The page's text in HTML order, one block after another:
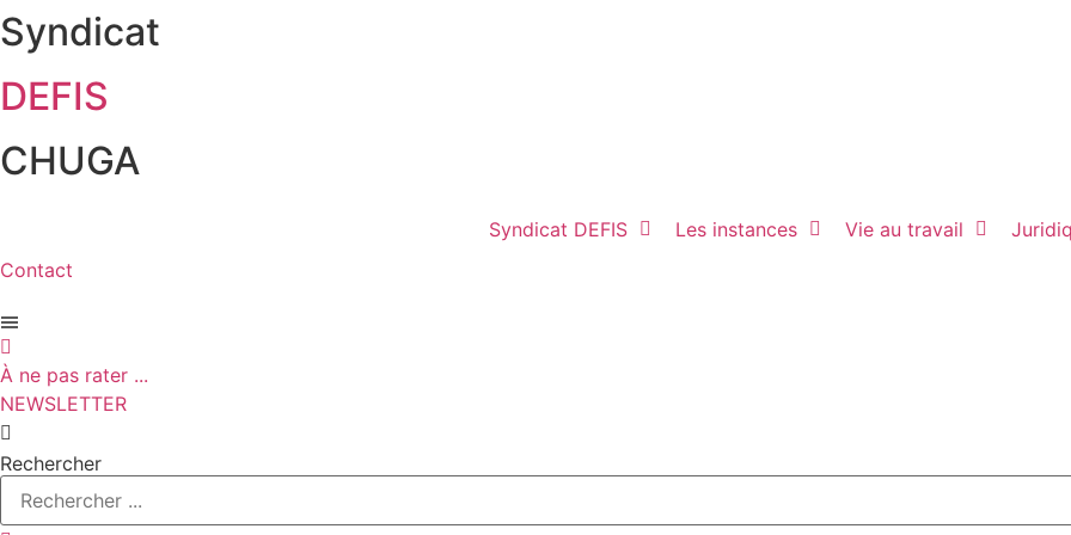
Aller
au
contenu
Syndicat
DEFIS
CHUGA
Syndicat DEFIS Les instances Vie au travail
Contact
À ne pas rater ...
NEWSLETTER
Rechercher